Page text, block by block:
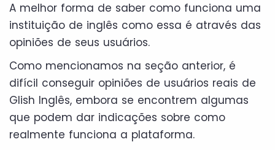
A melhor forma de saber como funciona uma
instituição de inglês como essa é através das
opiniões de seus usuários.
Como mencionamos na seção anterior, é
difícil conseguir opiniões de usuários reais de
Glish Inglês, embora se encontrem algumas
que podem dar indicações sobre como
realmente funciona a plataforma.